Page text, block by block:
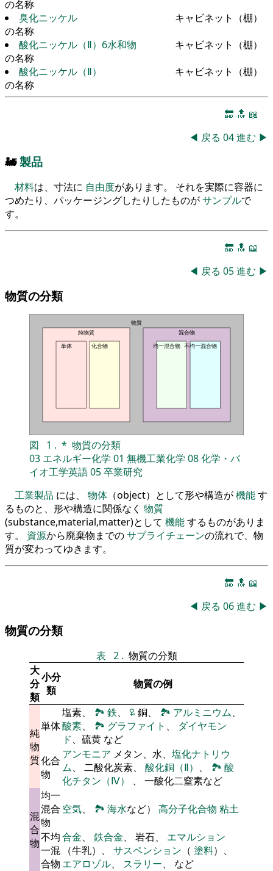
の名称
臭化ニッケル
キャビネット（棚）
の名称
酸化ニッケル（Ⅱ）6水和物
キャビネット（棚）
の名称
酸化ニッケル（Ⅱ）
キャビネット（棚）
の名称
🔚 🔝 📖
◀ 戻る 04進む ▶
🚂製品
材料は、寸法に 自由度があります。 それを実際に容器に
つめたり、パッケージングしたりしたものがサンプルで
す。
🔚 🔝 📖
◀ 戻る 05進む ▶
物質の分類
物質
純物質
単体
化合物
混合物
均一混合物 不均一混合物
図 1 . * 物質の分類
03 エネルギー化学 01 無機工業化学 08化学・バ
イオ工学英語05卒業研究
工業製品 には、 物体 （object）として形や構造が機能す
るものと、形や構造に関係なく 物質
(substance,material,matter)として 機能するものがありま
す。 資源から廃棄物までのサプライチェーンの流れで、物
質が変わってゆきます。
🔚 🔝 📖
◀ 戻る 06進む ▶
物質の分類
表 2 . 物質の分類
大
分
類
小分
類
物質の例
純
物
質
単体
塩素、 🏞 鉄、 🜠銅、 🏞 アルミニウム、
酸素、 🏞 グラファイト 、 ダイヤモン
ド、硫黄 など
化合
物
アンモニア メタン、水、 塩化ナトリウ
ム、 二酸化炭素、 酸化銅（Ⅱ） 、 🏞 酸
化チタン（Ⅳ） 、 一酸化二窒素など
混
合
物
均一
混合
物
空気、 🏞 海水など） 高分子化合物 粘土
不均
一混
合物
合金、 鉄合金、 岩石、 エマルション
（牛乳）、 サスペンション （ 塗料）、
エアロゾル、 スラリー、 など